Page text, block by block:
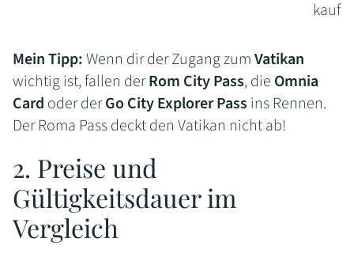
Mein Tipp:Wenn dir der Zugang zumVatikan
wichtig ist, fallen derRom City Pass, die Omnia
Card oder derGo City Explorer Pass ins Rennen.
Der Roma Pass deckt den Vatikan nicht ab!
2. Preise und
Gültigkeitsdauer im
Vergleich